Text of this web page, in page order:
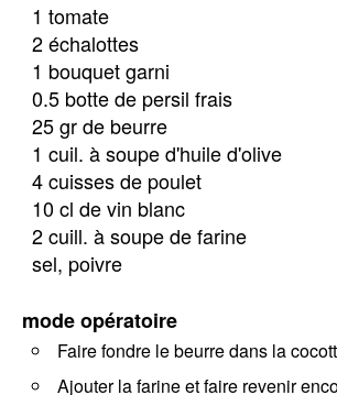
1 tomate
2 échalottes
1 bouquet garni
0.5 botte de persil frais
25 gr de beurre
1 cuil. à soupe d'huile d'olive
4 cuisses de poulet
10 cl de vin blanc
2 cuill. à soupe de farine
sel, poivre
mode opératoire
Faire fondre le beurre dans la
Ajouter la farine et faire revenir